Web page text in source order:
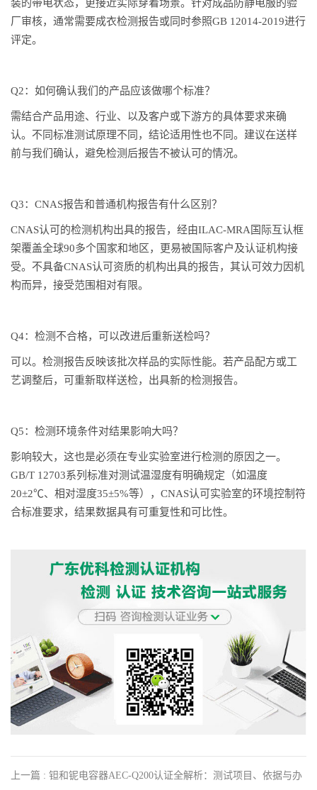
装的带电状态，更接近实际穿着场景。针对成品防静电服的验
厂审核，通常需要成衣检测报告或同时参照GB 12014-2019进行
评定。
Q2：如何确认我们的产品应该做哪个标准？
需结合产品用途、行业、以及客户或下游方的具体要求来确
认。不同标准测试原理不同，结论适用性也不同。建议在送样
前与我们确认，避免检测后报告不被认可的情况。
Q3：CNAS报告和普通机构报告有什么区别？
CNAS认可的检测机构出具的报告，经由ILAC-MRA国际互认框
架覆盖全球90多个国家和地区，更易被国际客户及认证机构接
受。不具备CNAS认可资质的机构出具的报告，其认可效力因机
构而异，接受范围相对有限。
Q4：检测不合格，可以改进后重新送检吗？
可以。检测报告反映该批次样品的实际性能。若产品配方或工
艺调整后，可重新取样送检，出具新的检测报告。
Q5：检测环境条件对结果影响大吗？
影响较大，这也是必须在专业实验室进行检测的原因之一。
GB/T 12703系列标准对测试温湿度有明确规定（如温度
20±2℃、相对湿度35±5%等），CNAS认可实验室的环境控制符
合标准要求，结果数据具有可重复性和可比性。
上一篇 : 钽和铌电容器AEC-Q200认证全解析：测试项目、依据与办